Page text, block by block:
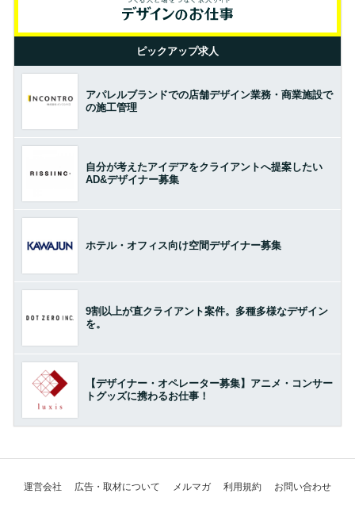
ピックアップ求人
アパレルブランドでの店舗デザイン業務・商業施設で
の施工管理
自分が考えたアイデアをクライアントへ提案したい
AD&デザイナー募集
ホテル・オフィス向け空間デザイナー募集
9割以上が直クライアント案件。多種多様なデザイン
を。
【デザイナー・オペレーター募集】アニメ・コンサー
トグッズに携わるお仕事！
運営会社 広告・取材について メルマガ 利用規約 お問い合わせ